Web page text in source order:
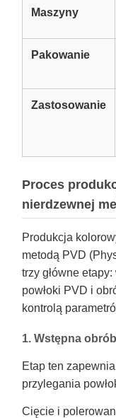
Maszyny
Pakowanie
Zastosowanie
Proces
nierdzewnej
Produkcja
metodą PVD
trzy główne
powłoki PVD i
kontrolą
1. Wstępna
Etap ten
przylegania
Cięcie i